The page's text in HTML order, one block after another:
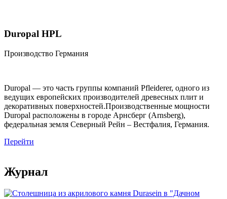
Duropal HPL
Производство Германия
Duropal — это часть группы компаний Pfleiderer, одного из
ведущих европейских производителей древесных плит и
декоративных поверхностей.Производственные мощности
Duropal расположены в городе Арнсберг (Arnsberg),
федеральная земля Северный Рейн – Вестфалия, Германия.
Перейти
Журнал